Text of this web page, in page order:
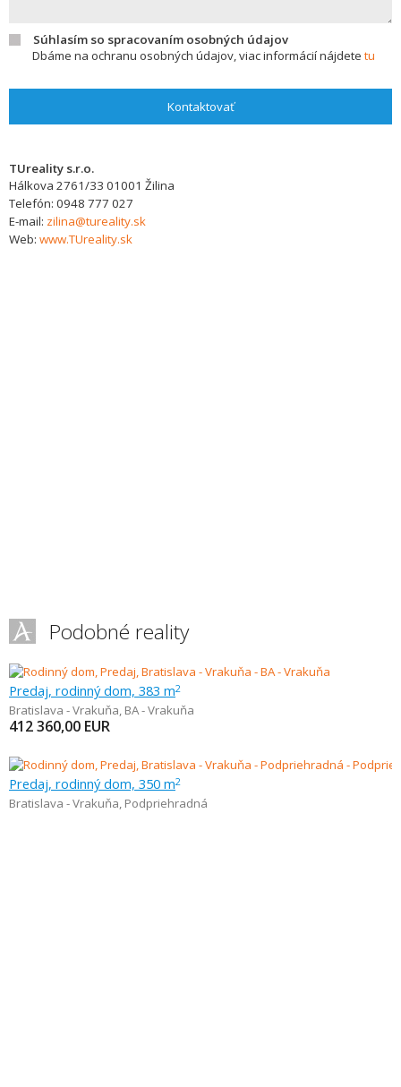
Súhlasím so spracovaním osobných údajov
Dbáme na ochranu osobných údajov, viac informácií nájdete tu
Kontaktovať
TUreality s.r.o.
Hálkova 2761/33 01001 Žilina
Telefón: 0948 777 027
E-mail: zilina@tureality.sk
Web: www.TUreality.sk
Podobné reality
Predaj, rodinný dom, 383 m2
Bratislava - Vrakuňa, BA - Vrakuňa
412 360,00 EUR
Predaj, rodinný dom, 350 m2
Bratislava - Vrakuňa, Podpriehradná